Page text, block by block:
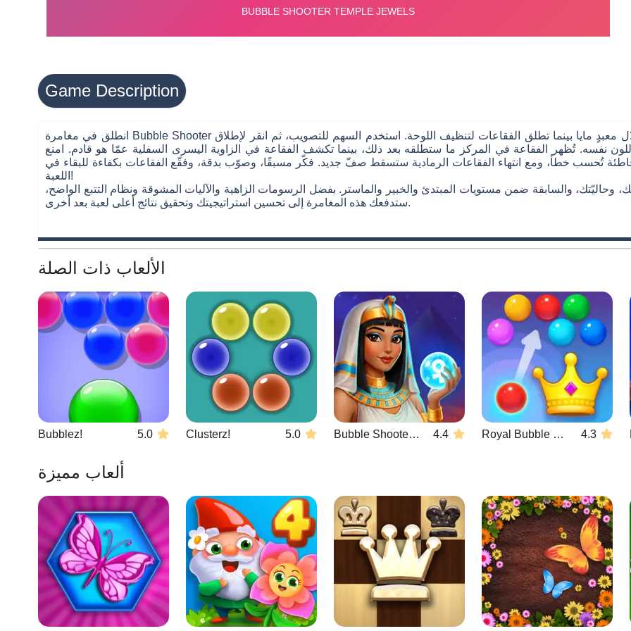
Game Description
انطلق في مغامرة Bubble Shooter في هذه اللعبة المجانية على الإنترنت! شقّ طريقك عبر أطلال معبدٍ مايا بينما تطلق الفقاعات لتنظيف اللوحة. استخدم السهم للتصويب، ثم انقر لإطلاق
نفسه. تُظهر الفقاعة في المركز ما ستطلقه بعد ذلك، بينما تكشف الفقاعة في الزاوية اليسرى السفلية عمّا هو قادم. امنع
تُحسب خطأ، ومع انتهاء الفقاعات الرمادية ستسقط صفّ جديد. فكّر مسبقًا، وصوّب بدقة، وفقّع الفقاعات بكفاءة للبقاء في
اللعبة!
والسابقة ضمن مستويات المبتدئ والخبير والماستر. بفضل الرسومات الزاهية والآليات المشوقة ونظام التتبع الواضح،
ستدفعك هذه المغامرة إلى تحسين استراتيجيتك وتحقيق نتائج أعلى لعبة بعد أخرى.
الألعاب ذات الصلة
Bubblez! 5.0 Clusterz! 5.0 Bubble Shooter Wonders of Egypt 4.4 Royal Bubble Blast 4.3
ألعاب مميزة